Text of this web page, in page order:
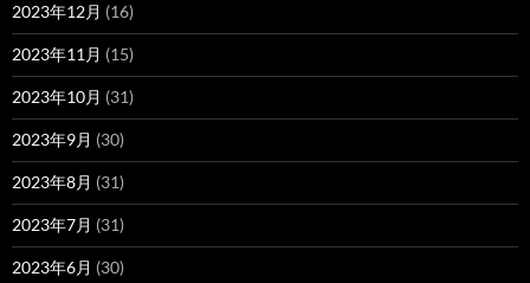
2023年12月 (16)
2023年11月 (15)
2023年10月 (31)
2023年9月 (30)
2023年8月 (31)
2023年7月 (31)
2023年6月 (30)